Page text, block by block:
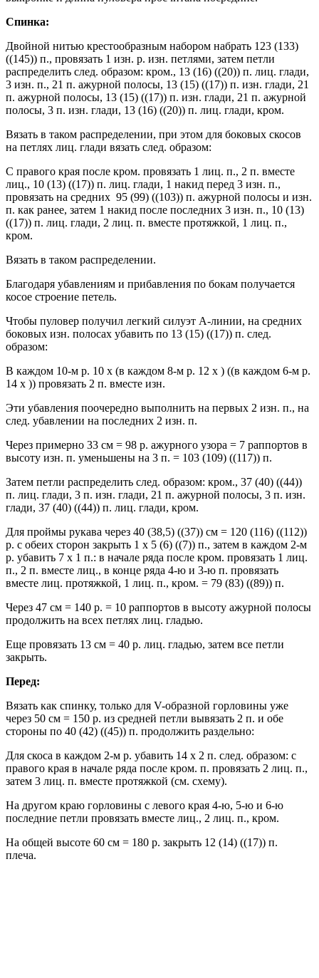
Спинка:
Двойной нитью крестообразным набором набрать 123 (133)
((145)) п., провязать 1 изн. р. изн. петлями, затем петли
распределить след. образом: кром., 13 (16) ((20)) п. лиц. глади,
3 изн. п., 21 п. ажурной полосы, 13 (15) ((17)) п. изн. глади, 21
п. ажурной полосы, 13 (15) ((17)) п. изн. глади, 21 п. ажурной
полосы, 3 п. изн. глади, 13 (16) ((20)) п. лиц. глади, кром.
Вязать в таком распределении, при этом для боковых скосов
на петлях лиц. глади вязать след. образом:
С правого края после кром. провязать 1 лиц. п., 2 п. вместе
лиц., 10 (13) ((17)) п. лиц. глади, 1 накид перед 3 изн. п.,
провязать на средних 95 (99) ((103)) п. ажурной полосы и изн.
п. как ранее, затем 1 накид после последних 3 изн. п., 10 (13)
((17)) п. лиц. глади, 2 лиц. п. вместе протяжкой, 1 лиц. п.,
кром.
Вязать в таком распределении.
Благодаря убавлениям и прибавления по бокам получается
косое строение петель.
Чтобы пуловер получил легкий силуэт А-линии, на средних
боковых изн. полосах убавить по 13 (15) ((17)) п. след.
образом:
В каждом 10-м р. 10 x (в каждом 8-м р. 12 x ) ((в каждом 6-м р.
14 x )) провязать 2 п. вместе изн.
Эти убавления поочередно выполнить на первых 2 изн. п., на
след. убавлении на последних 2 изн. п.
Через примерно 33 см = 98 р. ажурного узора = 7 раппортов в
высоту изн. п. уменьшены на 3 п. = 103 (109) ((117)) п.
Затем петли распределить след. образом: кром., 37 (40) ((44))
п. лиц. глади, 3 п. изн. глади, 21 п. ажурной полосы, 3 п. изн.
глади, 37 (40) ((44)) п. лиц. глади, кром.
Для проймы рукава через 40 (38,5) ((37)) см = 120 (116) ((112))
р. с обеих сторон закрыть 1 x 5 (6) ((7)) п., затем в каждом 2-м
р. убавить 7 х 1 п.: в начале ряда после кром. провязать 1 лиц.
п., 2 п. вместе лиц., в конце ряда 4-ю и 3-ю п. провязать
вместе лиц. протяжкой, 1 лиц. п., кром. = 79 (83) ((89)) п.
Через 47 см = 140 р. = 10 раппортов в высоту ажурной полосы
продолжить на всех петлях лиц. гладью.
Еще провязать 13 см = 40 р. лиц. гладью, затем все петли
закрыть.
Перед:
Вязать как спинку, только для V-образной горловины уже
через 50 см = 150 р. из средней петли вывязать 2 п. и обе
стороны по 40 (42) ((45)) п. продолжить раздельно:
Для скоса в каждом 2-м р. убавить 14 х 2 п. след. образом: с
правого края в начале ряда после кром. п. провязать 2 лиц. п.,
затем 3 лиц. п. вместе протяжкой (см. схему).
На другом краю горловины с левого края 4-ю, 5-ю и 6-ю
последние петли провязать вместе лиц., 2 лиц. п., кром.
На общей высоте 60 см = 180 р. закрыть 12 (14) ((17)) п.
плеча.